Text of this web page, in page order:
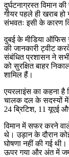
दुर्घटनाग्रस्त विमान
गीयर पहले ही खराब
संभवतः इसी के कारण
दुबई के मीडिया ऑफिस
की जानकारी ट्वीट
संबंधित प्रशासन ने
को सुरक्षित बाहर
शामिल हैं।
एयरलाइंस का कहना है
चालक दल के सदस्यों में
24 ब्रिटिश, 11 यूएई
विमान में सफर करने
थे। उड़ान के दौरान
घोषणा नहीं की गई
ऊपर गया और अंत में